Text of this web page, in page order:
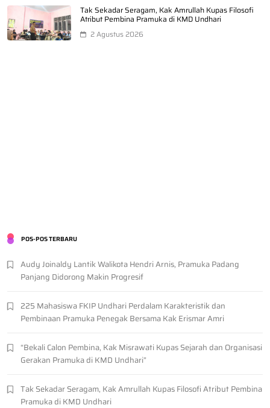
Tak Sekadar Seragam, Kak Amrullah Kupas Filosofi
Atribut Pembina Pramuka di KMD Undhari
2 Agustus 2026
POS-POS TERBARU
Audy Joinaldy Lantik Walikota Hendri Arnis, Pramuka Padang
Panjang Didorong Makin Progresif
225 Mahasiswa FKIP Undhari Perdalam Karakteristik dan
Pembinaan Pramuka Penegak Bersama Kak Erismar Amri
“Bekali Calon Pembina, Kak Misrawati Kupas Sejarah dan Organisasi
Gerakan Pramuka di KMD Undhari”
Tak Sekadar Seragam, Kak Amrullah Kupas Filosofi Atribut Pembina
Pramuka di KMD Undhari